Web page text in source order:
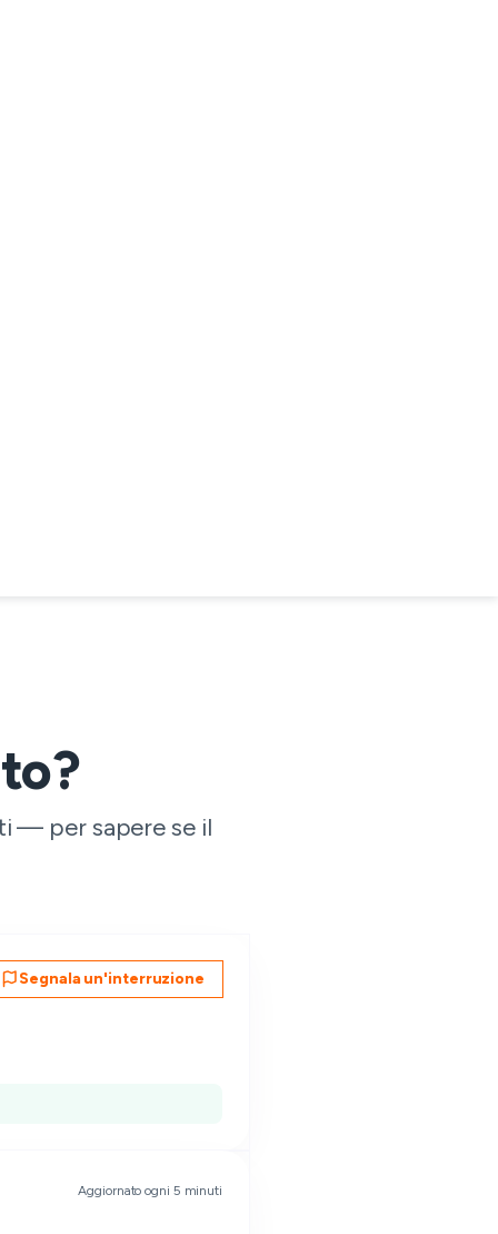
— per sapere se il
Segnala un'interruzione
Aggiornato ogni 5 minuti